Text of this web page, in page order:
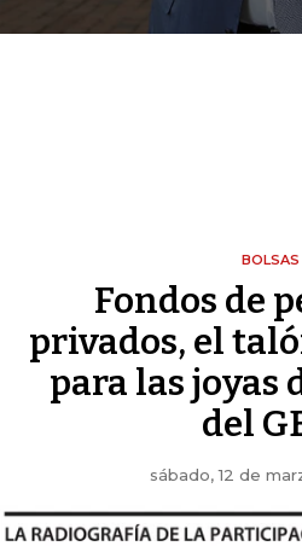
BOLSAS
Fondos de
privados, el
para las joyas
del
sábado, 12 de